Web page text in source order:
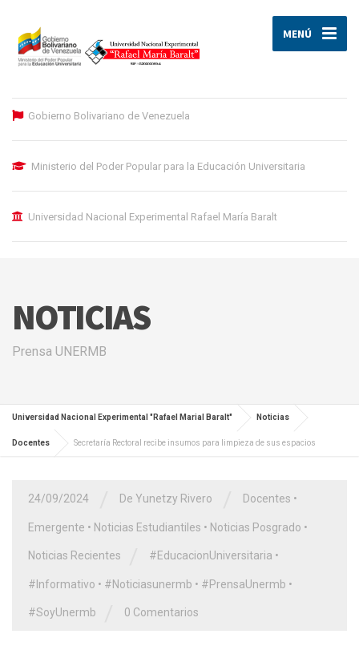
MENÚ
Gobierno Bolivariano de Venezuela
Ministerio del Poder Popular para la Educación Universitaria
Universidad Nacional Experimental Rafael María Baralt
NOTICIAS
Prensa UNERMB
Universidad Nacional Experimental "Rafael Marial Baralt" Noticias
Docentes Secretaría Rectoral recibe insumos para limpieza de sus espacios
24/09/2024 De Yunetzy Rivero Docentes •
Emergente • Noticias Estudiantiles • Noticias Posgrado •
Noticias Recientes #EducacionUniversitaria •
#Informativo • #Noticiasunermb • #PrensaUnermb •
#SoyUnermb 0 Comentarios